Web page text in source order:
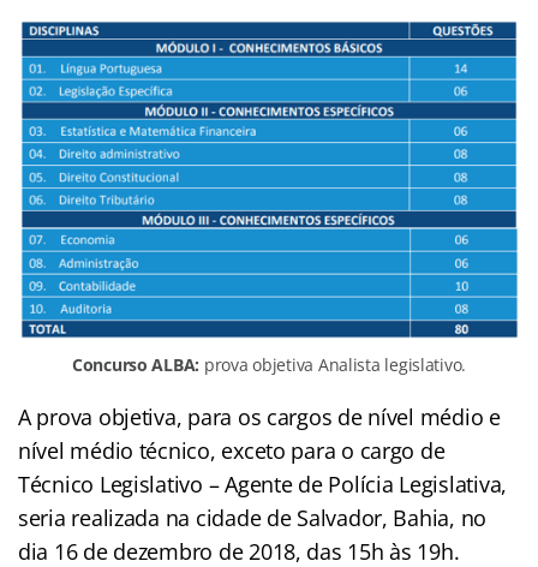
Concurso ALBA: prova objetiva Analista legislativo.
A prova objetiva, para os cargos de nível médio e
nível médio técnico, exceto para o cargo de
Técnico Legislativo – Agente de Polícia Legislativa,
seria realizada na cidade de Salvador, Bahia, no
dia 16 de dezembro de 2018, das 15h às 19h.